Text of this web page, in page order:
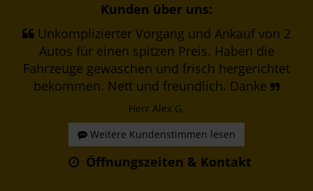
Kunden über uns:
Unkomplizierter Vorgang und Ankauf von 2
Autos für einen spitzen Preis. Haben die
Fahrzeuge gewaschen und frisch hergerichtet
bekommen. Nett und freundlich. Danke
Herr Alex G.
Weitere Kundenstimmen lesen
Öffnungszeiten & Kontakt